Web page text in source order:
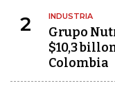
2 INDUSTRIA
Grupo
$10,3
Colombia